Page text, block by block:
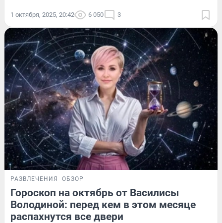
1 октября, 2025, 20:42 6 050 3
РАЗВЛЕЧЕНИЯ ОБЗОР
Гороскоп на октябрь от Василисы
Володиной: перед кем в этом месяце
распахнутся все двери